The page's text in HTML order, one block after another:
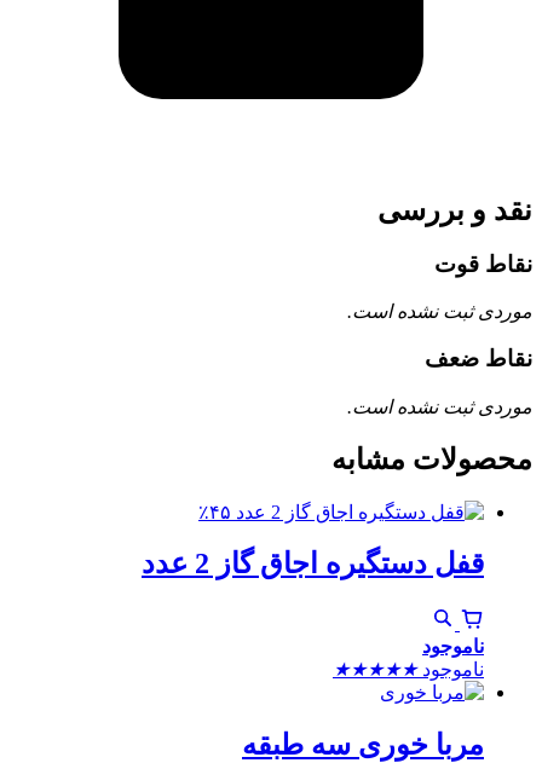
نقد و بررسی
نقاط قوت
موردی ثبت نشده است.
نقاط ضعف
موردی ثبت نشده است.
محصولات مشابه
٪۴۵
قفل دستگیره اجاق گاز 2 عدد
ناموجود
ناموجود ★
★
★
★
★
مربا خوری سه طبقه